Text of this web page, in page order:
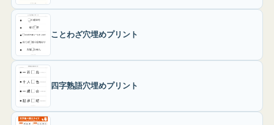
ことわざ穴埋めプリント
四字熟語穴埋めプリント